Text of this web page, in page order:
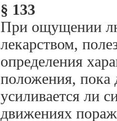
§ 133
При ощущении
лекарством,
определения
положения, пока
усиливается ли
движениях